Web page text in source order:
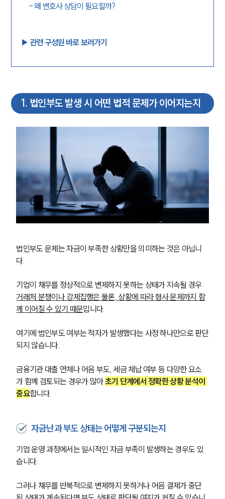
-왜 변호사 상담이 필요할까?
▶︎ 관련 구성원 바로 보러가기
1 . 법인부도 발생 시 어떤 법적 문제가 이어지는지
법인부도 문제는 자금이 부족한 상황만을 의미하는 것은 아닙니
다.
기업이 채무를 정상적으로 변제하지 못하는 상태가 지속될 경우
거래처 분쟁이나 강제집행은 물론, 상황에 따라 형사 문제까지 함
께 이어질 수 있기 때문입니다.
여기에 법인부도 여부는 적자가 발생했다는 사정 하나만으로 판단
되지 않습니다.
금융기관 대출 연체나 어음 부도, 세금 체납 여부 등 다양한 요소
가 함께 검토되는 경우가 많아 초기 단계에서 정확한 상황 분석이
중요합니다.
자금난과 부도 상태는 어떻게 구분되는지
기업 운영 과정에서는 일시적인 자금 부족이 발생하는 경우도 있
습니다.
그러나 채무를 반복적으로 변제하지 못하거나 어음 결제가 중단